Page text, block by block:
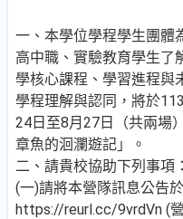
一、本學位學程學生團體
高中職、實驗教育學生了
學核心課程、學習進程與
學程理解與認同，將於
24日至8月27日（共兩場
章魚的洄瀾遊記」。
二、請貴校協助下列事項：
(一)請將本營隊訊息公告
https://reurl.cc/9vrdVn (